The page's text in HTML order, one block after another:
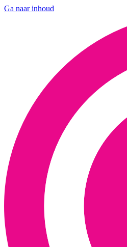
Ga naar inhoud